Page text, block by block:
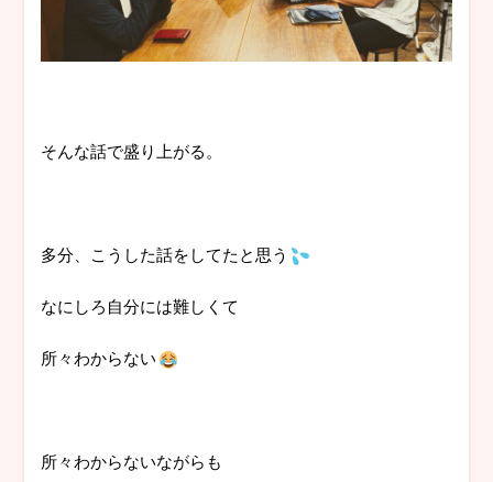
そんな話で盛り上がる。
多分、こうした話をしてたと思う
なにしろ自分には難しくて
所々わからない
所々わからないながらも